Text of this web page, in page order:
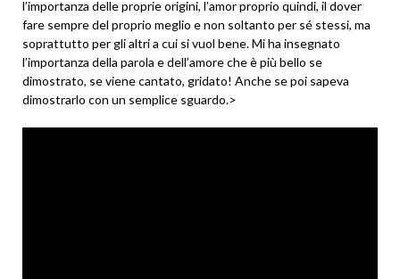
l’importanza delle proprie origini, l’amor proprio quindi, il dover
fare sempre del proprio meglio e non soltanto per sé stessi, ma
soprattutto per gli altri a cui si vuol bene. Mi ha insegnato
l’importanza della parola e dell’amore che è più bello se
dimostrato, se viene cantato, gridato! Anche se poi sapeva
dimostrarlo con un semplice sguardo.>